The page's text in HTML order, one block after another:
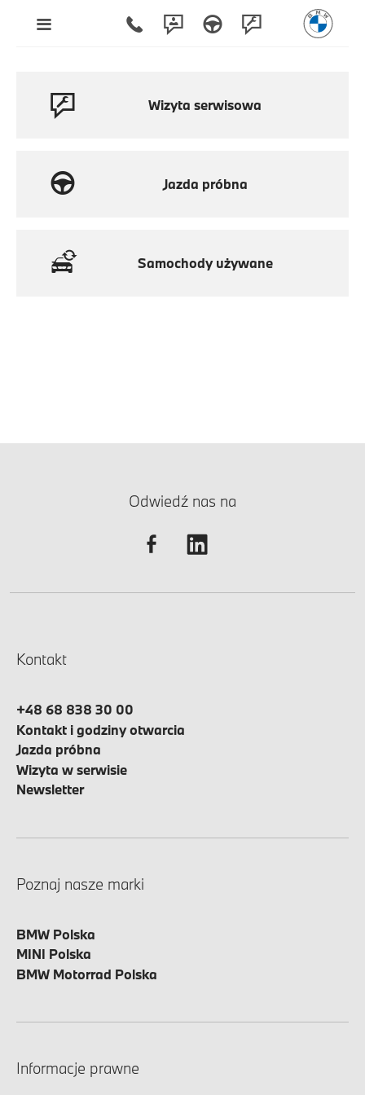
Wizyta serwisowa
Jazda próbna
Samochody używane
Odwiedź nas na
Kontakt
+48 68 838 30 00
Kontakt i godziny otwarcia
Jazda próbna
Wizyta w serwisie
Newsletter
Poznaj nasze marki
BMW Polska
MINI Polska
BMW Motorrad Polska
Informacje prawne